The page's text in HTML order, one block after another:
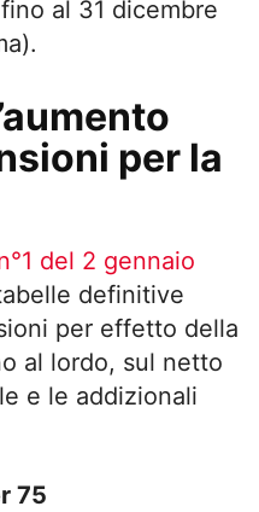
al 31 dicembre
per la
del 2 gennaio
definitive
per effetto della
al lordo, sul netto
e le addizionali
75